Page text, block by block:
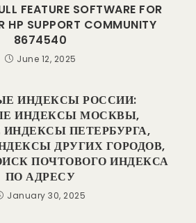
FEATURE SOFTWARE FOR
HP SUPPORT COMMUNITY
8674540
June 12, 2025
ИНДЕКСЫ РОССИИ:
ИНДЕКСЫ МОСКВЫ,
ПЕТЕРБУРГА,
ДРУГИХ ГОРОДОВ,
ПОЧТОВОГО ИНДЕКСА
ПО АДРЕСУ
January 30, 2025